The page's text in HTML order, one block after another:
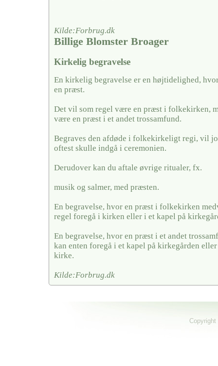
Kilde:Forbrug.dk
Billige Blomster Broager
Kirkelig begravelse
En kirkelig begravelse er en højtidelighed,
en præst.
Det vil som regel være en præst i folkekirken,
være en præst i et andet trossamfund.
Begraves den afdøde i folkekirkeligt regi, vil
oftest skulle indgå i ceremonien.
Derudover kan du aftale øvrige ritualer, fx.
musik og salmer, med præsten.
En begravelse, hvor en præst i folkekirken
regel foregå i kirken eller i et kapel på
En begravelse, hvor en præst i et andet
kan enten foregå i et kapel på kirkegården
kirke.
Kilde:Forbrug.dk